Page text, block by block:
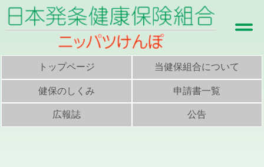
トップページ 当健保組合について
健保のしくみ 申請書一覧
広報誌 公告